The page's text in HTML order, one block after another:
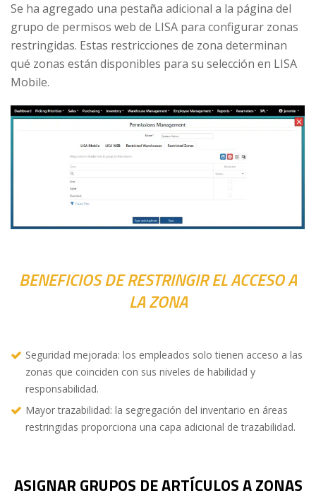
Se ha agregado una pestaña adicional a la página del
grupo de permisos web de LISA para configurar zonas
restringidas. Estas restricciones de zona determinan
qué zonas están disponibles para su selección en LISA
Mobile.
BENEFICIOS DE RESTRINGIR EL ACCESO A
LA ZONA
Seguridad mejorada: los empleados solo tienen acceso a las
zonas que coinciden con sus niveles de habilidad y
responsabilidad.
Mayor trazabilidad: la segregación del inventario en áreas
restringidas proporciona una capa adicional de trazabilidad.
ASIGNAR GRUPOS DE ARTÍCULOS A ZONAS